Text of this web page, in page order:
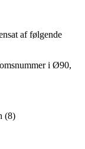
af følgende
i Ø90,
(8)